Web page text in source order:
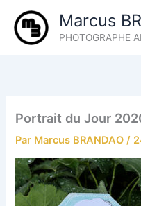
contenu
Marcus
PHOTOGRAPHE
Portrait du Jour
Par Marcus BRANDAO/